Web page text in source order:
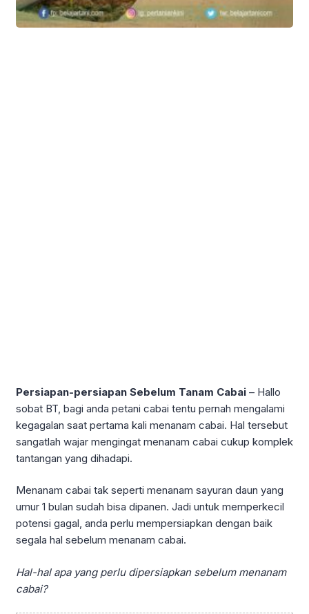
Persiapan-persiapan Sebelum Tanam Cabai – Hallo
sobat BT, bagi anda petani cabai tentu pernah mengalami
kegagalan saat pertama kali menanam cabai. Hal tersebut
sangatlah wajar mengingat menanam cabai cukup komplek
tantangan yang dihadapi.
Menanam cabai tak seperti menanam sayuran daun yang
umur 1 bulan sudah bisa dipanen. Jadi untuk memperkecil
potensi gagal, anda perlu mempersiapkan dengan baik
segala hal sebelum menanam cabai.
Hal-hal apa yang perlu dipersiapkan sebelum menanam
cabai?